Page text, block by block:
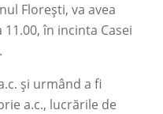
Floreşti, va avea
în incinta Casei
și urmând a fi
a.c., lucrările de